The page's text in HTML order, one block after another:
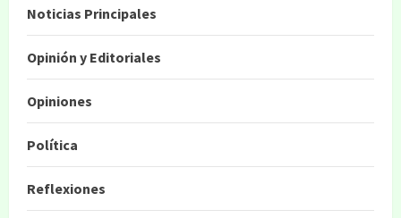
Noticias Principales
Opinión y Editoriales
Opiniones
Política
Reflexiones